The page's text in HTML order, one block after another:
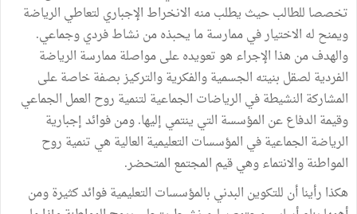
تخصصا للطالب حيث يطلب منه الانخراط الإجباري لتعاطي الرياضة
ويمنح له الاختيار في ممارسة ما يحبذه من نشاط فردي وجماعي.
والهدف من هذا الإجراء هو تعويده على مواصلة ممارسة الرياضة
الفردية لصقل بنيته الجسمية والفكرية والتركيز بصفة خاصة على
المشاركة النشيطة في الرياضات الجماعية لتنمية روح العمل الجماعي
وقيمة الدفاع عن المؤسسة التي ينتمي إليها. ومن فوائد إجبارية
الرياضة الجماعية في المؤسسات التعليمية العالية هي تنمية روح
المواطنة والانتماء وهي قيم المجتمع المتحضر.
هكذا رأينا أن للتكوين البدني بالمؤسسات التعليمية فوائد كثيرة ومن